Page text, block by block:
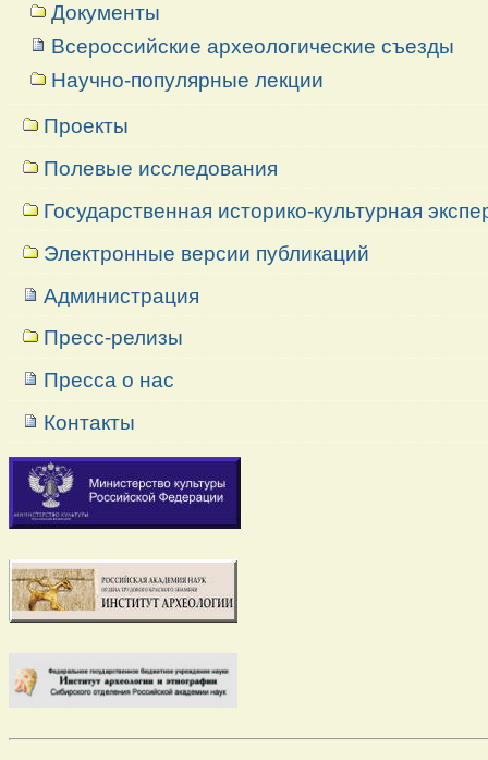
Документы
Всероссийские археологические съезды
Научно-популярные лекции
Проекты
Полевые исследования
Государственная историко-культурная
Электронные версии публикаций
Администрация
Пресс-релизы
Пресса о нас
Контакты